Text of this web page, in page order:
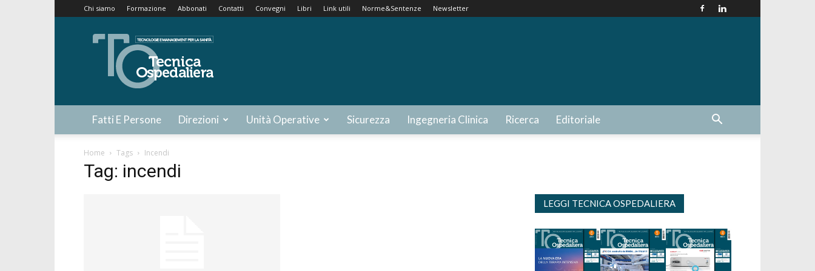
Chi siamo Formazione Abbonati Contatti Convegni Libri Link utili Norme&Sentenze Newsletter
Tecnica
Ospedaliera
Fatti E Persone Direzioni Unità Operative Sicurezza Ingegneria Clinica Ricerca Editoriale
Home Tags Incendi
Tag: incendi
LEGGI TECNICA OSPEDALIERA